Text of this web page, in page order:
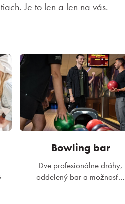
Je to len a len na vás.
Bowling bar
Dve profesionálne dráhy,
oddelený bar a možnosť…